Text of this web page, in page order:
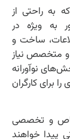
به راحتی از
به ویژه در
ساخت و
و متخصص نیاز
نوآورانه
برای کارگران
خاص و تخصصی
پیدا خواهند